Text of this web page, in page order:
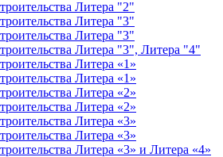
Литера "2"
Литера "3"
Литера "3"
Литера "3", Литера "4"
Литера «1»
Литера «1»
Литера «2»
Литера «2»
Литера «3»
Литера «3»
Литера «3» и Литера «4»